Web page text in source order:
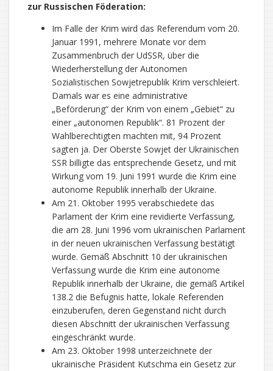
zur Russischen Föderation:
Im Falle der Krim wird das Referendum vom 20.
Januar 1991, mehrere Monate vor dem
Zusammenbruch der UdSSR, über die
Wiederherstellung der Autonomen
Sozialistischen Sowjetrepublik Krim verschleiert.
Damals war es eine administrative
„Beförderung“ der Krim von einem „Gebiet“ zu
einer „autonomen Republik“. 81 Prozent der
Wahlberechtigten machten mit, 94 Prozent
sagten ja. Der Oberste Sowjet der Ukrainischen
SSR billigte das entsprechende Gesetz, und mit
Wirkung vom 19. Juni 1991 wurde die Krim eine
autonome Republik innerhalb der Ukraine.
Am 21. Oktober 1995 verabschiedete das
Parlament der Krim eine revidierte Verfassung,
die am 28. Juni 1996 vom ukrainischen Parlament
in der neuen ukrainischen Verfassung bestätigt
wurde. Gemäß Abschnitt 10 der ukrainischen
Verfassung wurde die Krim eine autonome
Republik innerhalb der Ukraine, die gemäß Artikel
138.2 die Befugnis hatte, lokale Referenden
einzuberufen, deren Gegenstand nicht durch
diesen Abschnitt der ukrainischen Verfassung
eingeschränkt wurde.
Am 23. Oktober 1998 unterzeichnete der
ukrainische Präsident Kutschma ein Gesetz zur